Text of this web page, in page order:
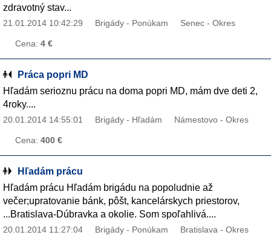
zdravotný stav...
21.01.2014 10:42:29 Brigády - Ponúkam Senec - Okres
Cena: 4 €
Práca popri MD
Hľadám serioznu prácu na doma popri MD, mám dve deti 2,
4roky....
20.01.2014 14:55:01 Brigády - Hľadám Námestovo - Okres
Cena: 400 €
Hľadám prácu
Hľadám prácu Hľadám brigádu na popoludnie až
večer;upratovanie bánk, pôšt, kancelárskych priestorov,
...Bratislava-Dúbravka a okolie. Som spoľahlivá....
20.01.2014 11:27:04 Brigády - Ponúkam Bratislava - Okres